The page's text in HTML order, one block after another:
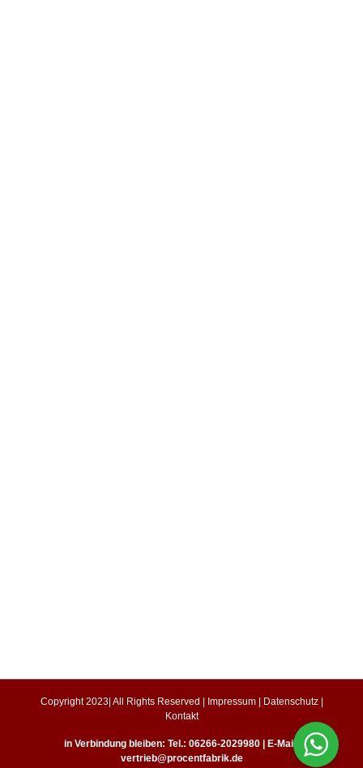
Copyright 2023| All Rights Reserved | Impressum| Datenschutz|
Kontakt
in Verbindung bleiben: Tel.: 06266-2029980 | E-Mail:
vertrieb@procentfabrik.de